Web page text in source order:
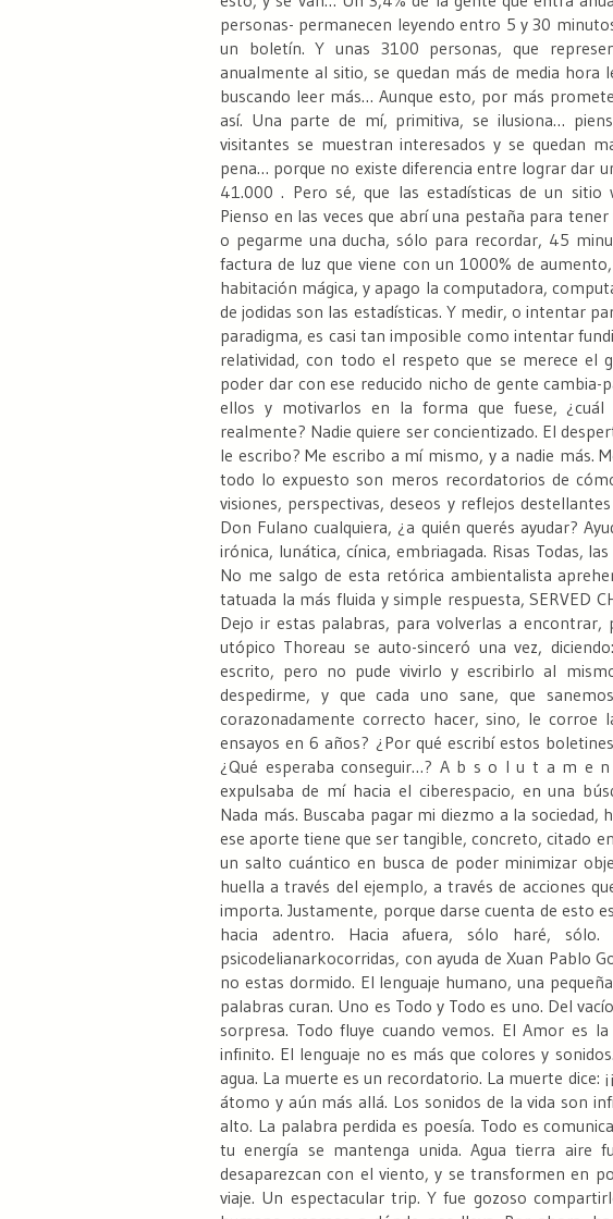
personas- permanecen leyendo entro 5 y 30
un boletín. Y unas 3100 personas, que
anualmente al sitio, se quedan más de media
buscando leer más… Aunque esto, por más
así. Una parte de mí, primitiva, se ilusiona…
visitantes se muestran interesados y se quedan
pena… porque no existe diferencia entre lograr dar
41.000 . Pero sé, que las estadísticas de un sitio
Pienso en las veces que abrí una pestaña para
o pegarme una ducha, sólo para recordar, 45
factura de luz que viene con un 1000% de
habitación mágica, y apago la computadora,
de jodidas son las estadísticas. Y medir, o intentar
paradigma, es casi tan imposible como intentar
relatividad, con todo el respeto que se merece el
poder dar con ese reducido nicho de gente
ellos y motivarlos en la forma que fuese,
realmente? Nadie quiere ser concientizado. El
le escribo? Me escribo a mí mismo, y a nadie más.
todo lo expuesto son meros recordatorios de
visiones, perspectivas, deseos y reflejos
Don Fulano cualquiera, ¿a quién querés ayudar?
irónica, lunática, cínica, embriagada. Risas Todas, las
No me salgo de esta retórica ambientalista
tatuada la más fluida y simple respuesta, SERVED
Dejo ir estas palabras, para volverlas a
utópico Thoreau se auto-sinceró una vez,
escrito, pero no pude vivirlo y escribirlo al
despedirme, y que cada uno sane, que
corazonadamente correcto hacer, sino, le corroe
ensayos en 6 años? ¿Por qué escribí estos
¿Qué esperaba conseguir…? A b s o l u t a m e
expulsaba de mí hacia el ciberespacio, en una
Nada más. Buscaba pagar mi diezmo a la
ese aporte tiene que ser tangible, concreto, citado
un salto cuántico en busca de poder minimizar
huella a través del ejemplo, a través de acciones
importa. Justamente, porque darse cuenta de esto
hacia adentro. Hacia afuera, sólo haré, sólo.
psicodelianarkocorridas, con ayuda de Xuan Pablo
no estas dormido. El lenguaje humano, una
palabras curan. Uno es Todo y Todo es uno. Del
sorpresa. Todo fluye cuando vemos. El Amor es la
infinito. El lenguaje no es más que colores y sonidos.
agua. La muerte es un recordatorio. La muerte dice:
átomo y aún más allá. Los sonidos de la vida son
alto. La palabra perdida es poesía. Todo es
tu energía se mantenga unida. Agua tierra aire
desaparezcan con el viento, y se transformen en
viaje. Un espectacular trip. Y fue gozoso